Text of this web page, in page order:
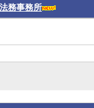
務事務所